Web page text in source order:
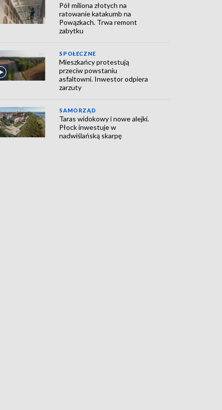
Pół miliona złotych na
ratowanie katakumb na
Powązkach. Trwa remont
zabytku
SPOŁECZNE
Mieszkańcy protestują
przeciw powstaniu
asfaltowni. Inwestor odpiera
zarzuty
SAMORZĄD
Taras widokowy i nowe alejki.
Płock inwestuje w
nadwiślańską skarpę